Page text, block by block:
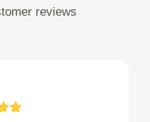
reviews